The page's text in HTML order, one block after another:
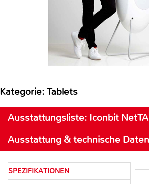
Kategorie: Tablets
Ausstattungsliste: Iconbit
Ausstattung & technische Daten
SPEZIFIKATIONEN